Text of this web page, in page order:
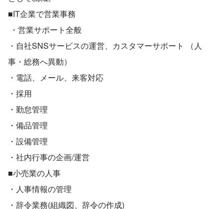
■IT企業で営業事務
・営業サポート全般
・自社SNSサービスの運営、カスタマーサポート （人
事・総務へ異動）
・電話、メール、来客対応
・採用
・勤怠管理
・備品管理
・設備管理
・社内行事の企画/運営
■小売業の人事
・人事情報の管理
・辞令業務(組織図、辞令の作成)